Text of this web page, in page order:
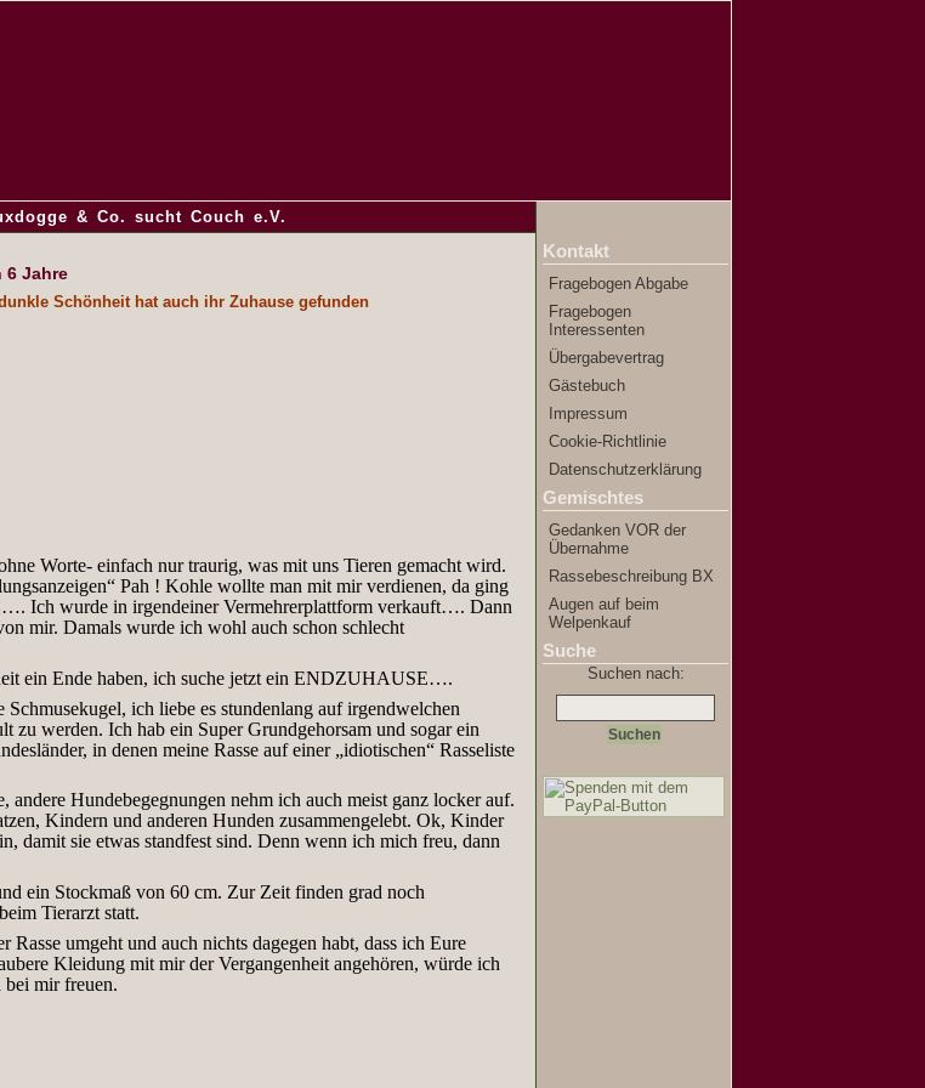
& Co. sucht Couch e.V.
Kontakt
Fragebogen Abgabe
Fragebogen
Interessenten
Übergabevertrag
Gästebuch
Impressum
Cookie-Richtlinie
Datenschutzerklärung
Gemischtes
Gedanken VOR der
Übernahme
Rassebeschreibung BX
Augen auf beim
Welpenkauf
Suche
Suchen nach:
6 Jahre
Schönheit hat auch ihr Zuhause gefunden
Worte- einfach nur traurig, was mit uns Tieren gemacht wird.
Pah ! Kohle wollte man mit mir verdienen, da ging
Ich wurde in irgendeiner Vermehrerplattform verkauft…. Dann
mir. Damals wurde ich wohl auch schon schlecht
ein Ende haben, ich suche jetzt ein ENDZUHAUSE….
ich liebe es stundenlang auf irgendwelchen
zu werden. Ich hab ein Super Grundgehorsam und sogar ein
in denen meine Rasse auf einer „idiotischen“ Rasseliste
andere Hundebegegnungen nehm ich auch meist ganz locker auf.
Kindern und anderen Hunden zusammengelebt. Ok, Kinder
damit sie etwas standfest sind. Denn wenn ich mich freu, dann
ein Stockmaß von 60 cm. Zur Zeit finden grad noch
Tierarzt statt.
umgeht und auch nichts dagegen habt, dass ich Eure
Kleidung mit mir der Vergangenheit angehören, würde ich
bei mir freuen.